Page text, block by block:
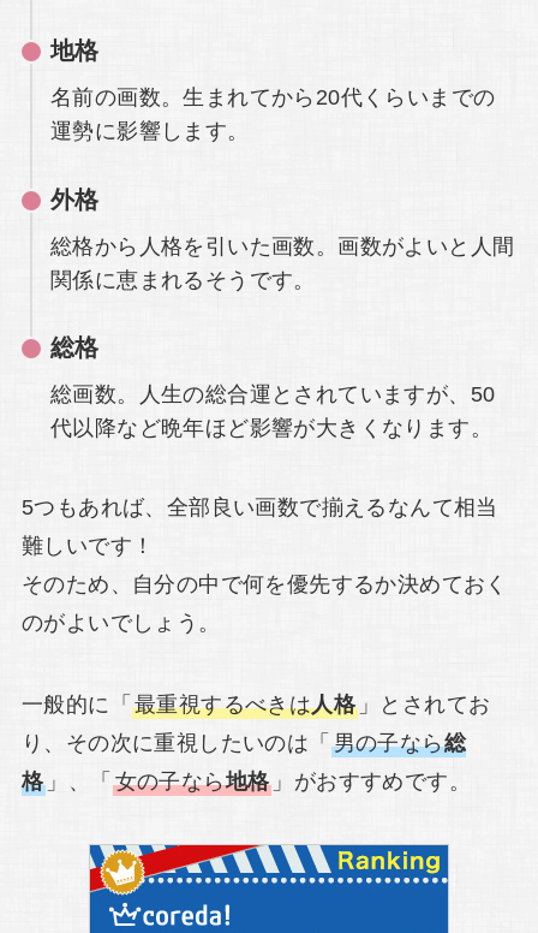
地格
名前の画数。生まれてから20代くらいまでの
運勢に影響します。
外格
総格から人格を引いた画数。画数がよいと人間
関係に恵まれるそうです。
総格
総画数。人生の総合運とされていますが、50
代以降など晩年ほど影響が大きくなります。
5つもあれば、全部良い画数で揃えるなんて相当
難しいです！
そのため、自分の中で何を優先するか決めておく
のがよいでしょう。
一般的に「 最重視するべきは人格」とされてお
り、その次に重視したいのは「 男の子なら総
格 」、「 女の子なら地格 」がおすすめです。